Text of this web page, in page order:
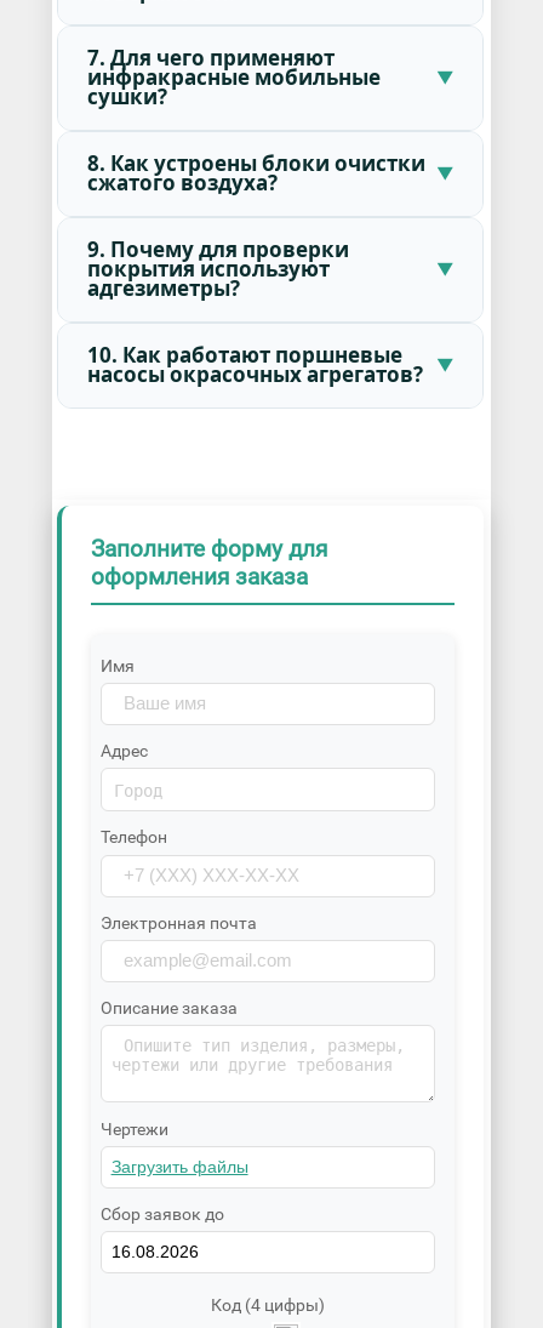
7. Для чего применяют
инфракрасные мобильные
сушки?
8. Как устроены блоки очистки
сжатого воздуха?
9. Почему для проверки
покрытия используют
адгезиметры?
10. Как работают поршневые
насосы окрасочных агрегатов?
Заполните форму для
оформления заказа
Имя
Адрес
Телефон
Электронная почта
Описание заказа
Чертежи
Сбор заявок до
Код (4 цифры)